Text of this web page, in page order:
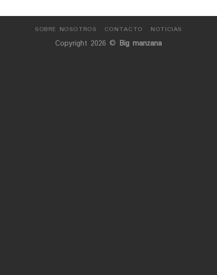
SOBRE NOSOTROS CONTACTO NOTICIAS
Copyright 2026 © Big manzana